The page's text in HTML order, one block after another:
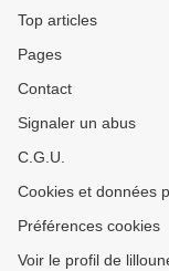
Top articles
Pages
Contact
Signaler un abus
C.G.U.
Cookies et données
Préférences cookies
Voir le profil de